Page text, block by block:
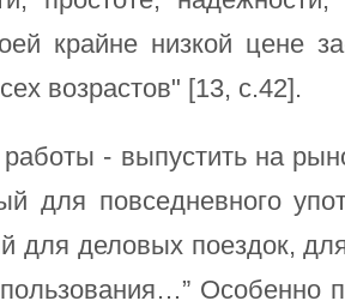
крайне низкой цене
возрастов" [13, c.42].
- выпустить на
для повседневного
для деловых поездок,
Особенно